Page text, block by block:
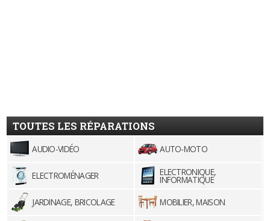
TOUTES LES RÉPARATIONS
AUDIO-VIDÉO AUTO-MOTO
ELECTROMÉNAGER ELECTRONIQUE,
INFORMATIQUE
JARDINAGE, BRICOLAGE
MOBILIER, MAISON